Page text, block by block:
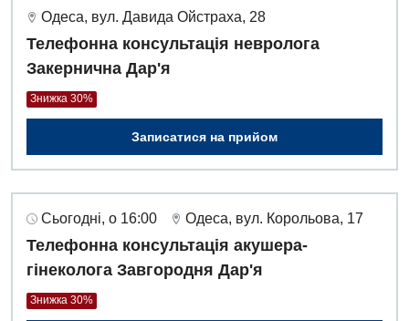
Одеса, вул. Давида Ойстраха, 28
Телефонна консультація невролога
Закернична Дар'я
Знижка 30%
Записатися на прийом
Сьогодні, о 16:00 Одеса, вул. Корольова, 17
Телефонна консультація акушера-
гінеколога Завгородня Дар'я
Знижка 30%